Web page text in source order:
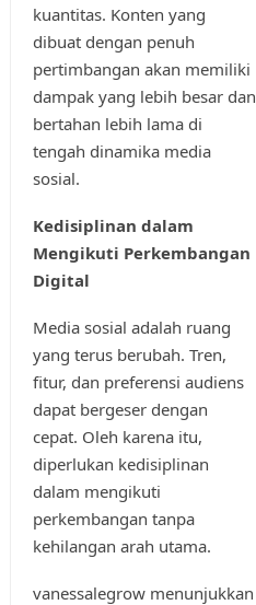
kuantitas. Konten yang
dibuat dengan penuh
pertimbangan akan memiliki
dampak yang lebih besar dan
bertahan lebih lama di
tengah dinamika media
sosial.
Kedisiplinan dalam
Mengikuti Perkembangan
Digital
Media sosial adalah ruang
yang terus berubah. Tren,
fitur, dan preferensi audiens
dapat bergeser dengan
cepat. Oleh karena itu,
diperlukan kedisiplinan
dalam mengikuti
perkembangan tanpa
kehilangan arah utama.
vanessalegrow menunjukkan